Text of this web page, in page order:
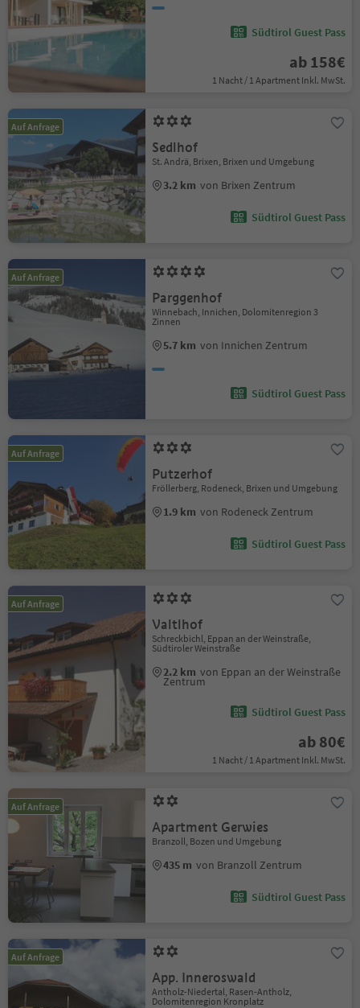
Südtirol Guest Pass
ab 158€
1 Nacht / 1 Apartment Inkl. MwSt.
Auf Anfrage
Sedlhof
St. Andrä, Brixen, Brixen und Umgebung
3.2 km von Brixen Zentrum
Südtirol Guest Pass
Auf Anfrage
Parggenhof
Winnebach, Innichen, Dolomitenregion 3
Zinnen
5.7 km von Innichen Zentrum
Südtirol Guest Pass
Auf Anfrage
Putzerhof
Fröllerberg, Rodeneck, Brixen und Umgebung
1.9 km von Rodeneck Zentrum
Südtirol Guest Pass
Auf Anfrage
Valtlhof
Schreckbichl, Eppan an der Weinstraße,
Südtiroler Weinstraße
2.2 km von Eppan an der Weinstraße
Zentrum
Südtirol Guest Pass
ab 80€
1 Nacht / 1 Apartment Inkl. MwSt.
Auf Anfrage
Apartment Gerwies
Branzoll, Bozen und Umgebung
435 m von Branzoll Zentrum
Südtirol Guest Pass
Auf Anfrage
App. Inneroswald
Antholz-Niedertal, Rasen-Antholz,
Dolomitenregion Kronplatz